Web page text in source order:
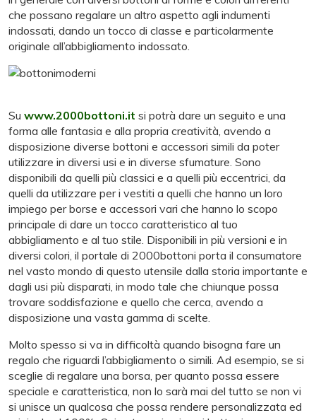
che possano regalare un altro aspetto agli indumenti
indossati, dando un tocco di classe e particolarmente
originale all’abbigliamento indossato.
Su www.2000bottoni.it si potrà dare un seguito e una
forma alle fantasia e alla propria creatività, avendo a
disposizione diverse bottoni e accessori simili da poter
utilizzare in diversi usi e in diverse sfumature. Sono
disponibili da quelli più classici e a quelli più eccentrici, da
quelli da utilizzare per i vestiti a quelli che hanno un loro
impiego per borse e accessori vari che hanno lo scopo
principale di dare un tocco caratteristico al tuo
abbigliamento e al tuo stile. Disponibili in più versioni e in
diversi colori, il portale di 2000bottoni porta il consumatore
nel vasto mondo di questo utensile dalla storia importante e
dagli usi più disparati, in modo tale che chiunque possa
trovare soddisfazione e quello che cerca, avendo a
disposizione una vasta gamma di scelte.
Molto spesso si va in difficoltà quando bisogna fare un
regalo che riguardi l’abbigliamento o simili. Ad esempio, se si
sceglie di regalare una borsa, per quanto possa essere
speciale e caratteristica, non lo sarà mai del tutto se non vi
si unisce un qualcosa che possa rendere personalizzata ed